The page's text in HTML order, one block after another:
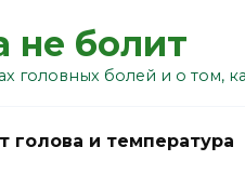
не болит
головных болей и о том,
голова и температура